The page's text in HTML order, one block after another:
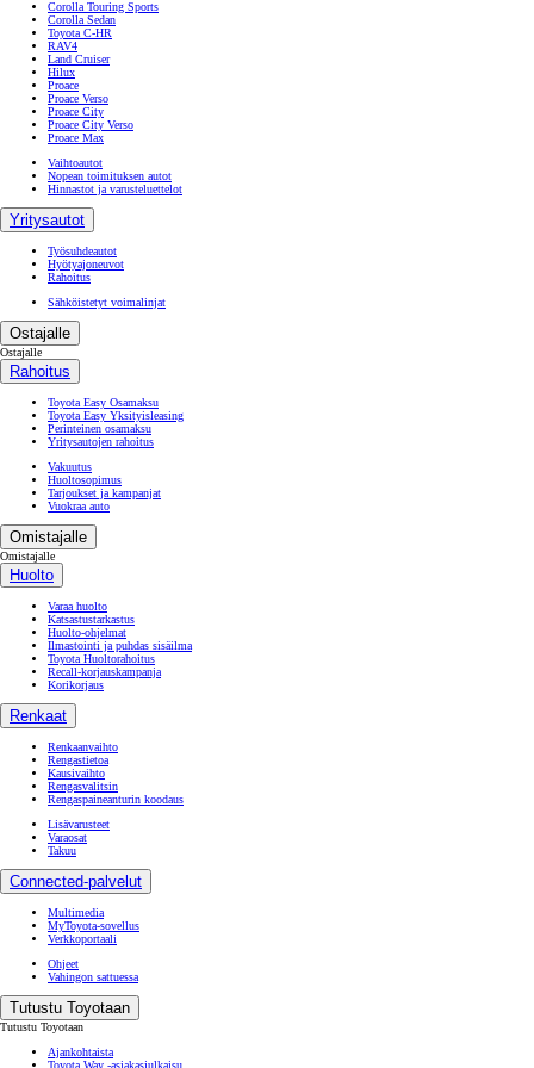
Corolla Touring Sports
Corolla Sedan
Toyota C-HR
RAV4
Land Cruiser
Hilux
Proace
Proace Verso
Proace City
Proace City Verso
Proace Max
Vaihtoautot
Nopean toimituksen autot
Hinnastot ja varusteluettelot
Yritysautot
Työsuhdeautot
Hyötyajoneuvot
Rahoitus
Sähköistetyt voimalinjat
Ostajalle
Ostajalle
Rahoitus
Toyota Easy Osamaksu
Toyota Easy Yksityisleasing
Perinteinen osamaksu
Yritysautojen rahoitus
Vakuutus
Huoltosopimus
Tarjoukset ja kampanjat
Vuokraa auto
Omistajalle
Omistajalle
Huolto
Varaa huolto
Katsastustarkastus
Huolto-ohjelmat
Ilmastointi ja puhdas sisäilma
Toyota Huoltorahoitus
Recall-korjauskampanja
Korikorjaus
Renkaat
Renkaanvaihto
Rengastietoa
Kausivaihto
Rengasvalitsin
Rengaspaineanturin koodaus
Lisävarusteet
Varaosat
Takuu
Connected-palvelut
Multimedia
MyToyota-sovellus
Verkkoportaali
Ohjeet
Vahingon sattuessa
Tutustu Toyotaan
Tutustu Toyotaan
Ajankohtaista
Toyota Way -asiakasjulkaisu